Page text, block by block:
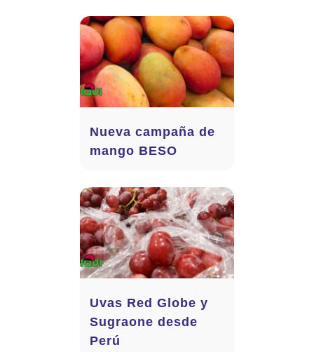
Nueva campaña de
mango BESO
Uvas Red Globe y
Sugraone desde
Perú